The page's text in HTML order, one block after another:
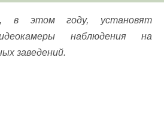
в этом году, установят
наблюдения на
заведений.